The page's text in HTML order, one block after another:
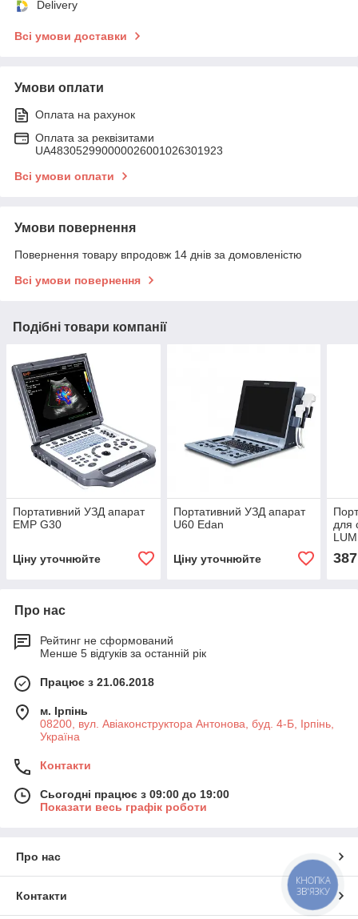
Delivery
Всі умови доставки
Умови оплати
Оплата на рахунок
Оплата за реквізитами
UA483052990000026001026301923
Всі умови оплати
Умови повернення
Повернення товару впродовж 14 днів за домовленістю
Всі умови повернення
Подібні товари компанії
Портативний УЗД апарат
EMP G30
Ціну уточнюйте
Портативний УЗД апарат
U60 Edan
Ціну уточнюйте
для
Про нас
Рейтинг не сформований
Менше 5 відгуків за останній рік
Працює з 21.06.2018
м. Ірпінь
08200, вул. Авіаконструктора Антонова, буд. 4-Б, Ірпінь,
Україна
Контакти
Сьогодні працює з 09:00 до 19:00
Показати весь графік роботи
Про нас
Контакти
КНОПКА
ЗВ'ЯЗКУ